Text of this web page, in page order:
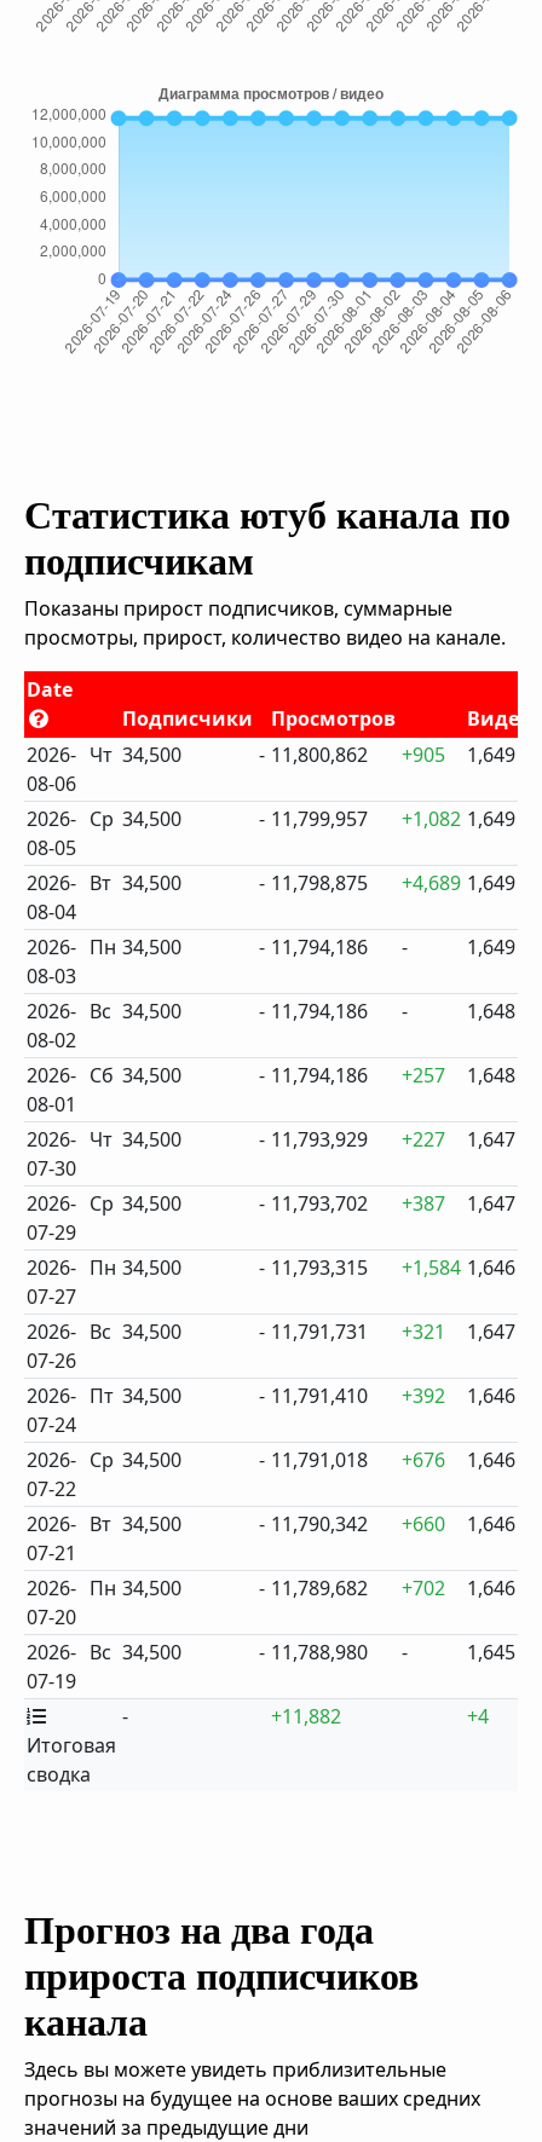
Статистика ютуб канала по
подписчикам
Показаны прирост подписчиков, суммарные
просмотры, прирост, количество видео на канале.
Date
Подписчики
Просмотров
Видео
2026-
08-06
Чт 34,500 - 11,800,862 +905 1,649
2026-
08-05
Ср 34,500 - 11,799,957 +1,082 1,649
2026-
08-04
Вт 34,500 - 11,798,875 +4,689 1,649
2026-
08-03
Пн 34,500 - 11,794,186 - 1,649
2026-
08-02
Вс 34,500 - 11,794,186 - 1,648
2026-
08-01
Сб 34,500 - 11,794,186 +257 1,648
2026-
07-30
Чт 34,500 - 11,793,929 +227 1,647
2026-
07-29
Ср 34,500 - 11,793,702 +387 1,647
2026-
07-27
Пн 34,500 - 11,793,315 +1,584 1,646
2026-
07-26
Вс 34,500 - 11,791,731 +321 1,647
2026-
07-24
Пт 34,500 - 11,791,410 +392 1,646
2026-
07-22
Ср 34,500 - 11,791,018 +676 1,646
2026-
07-21
Вт 34,500 - 11,790,342 +660 1,646
2026-
07-20
Пн 34,500 - 11,789,682 +702 1,646
2026-
07-19
Вс 34,500 - 11,788,980 - 1,645
Итоговая
сводка
- +11,882 +4
Прогноз на два года
прироста подписчиков
канала
Здесь вы можете увидеть приблизительные
прогнозы на будущее на основе ваших средних
значений за предыдущие дни